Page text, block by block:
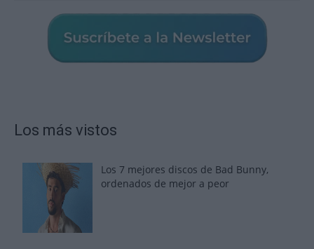
Los más vistos
Los 7 mejores discos de Bad Bunny,
ordenados de mejor a peor